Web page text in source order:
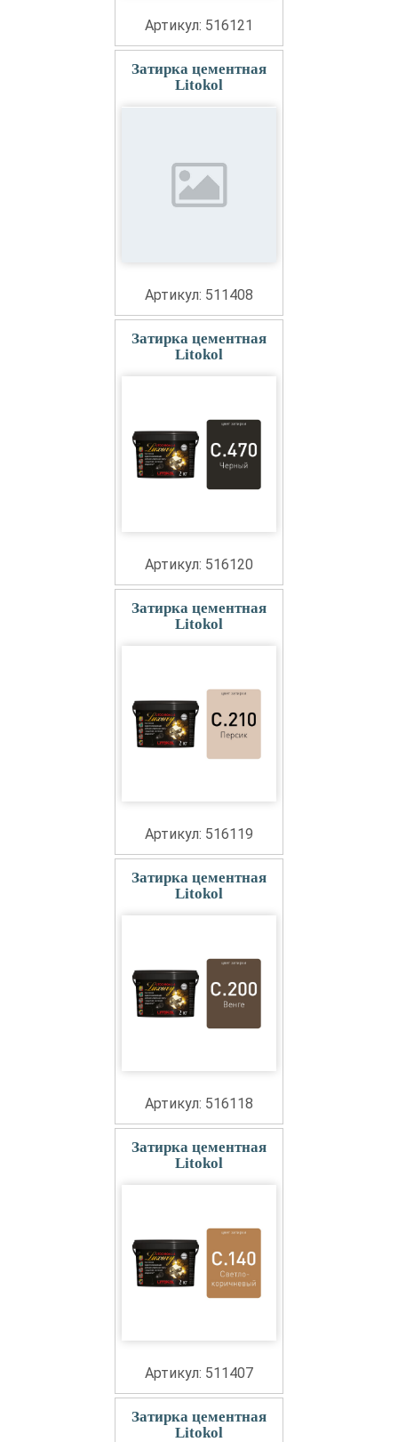
Артикул: 516121
Затирка цементная
Litokol
Артикул: 511408
Затирка цементная
Litokol
Артикул: 516120
Затирка цементная
Litokol
Артикул: 516119
Затирка цементная
Litokol
Артикул: 516118
Затирка цементная
Litokol
Артикул: 511407
Затирка цементная
Litokol